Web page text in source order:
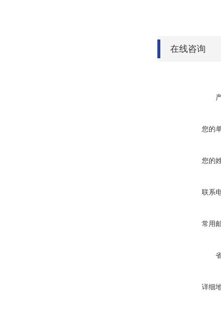
在线咨询
您的
您的
联系
常用
详细